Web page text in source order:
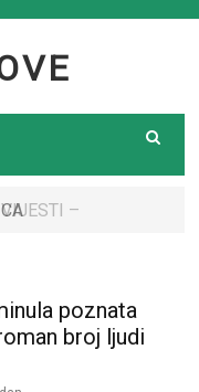
dapoznata
broj ljudi